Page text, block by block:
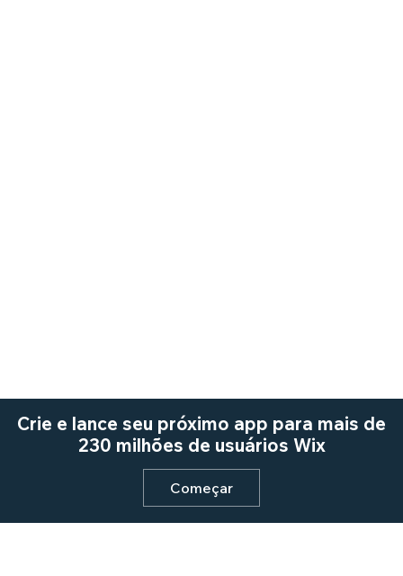
Crie e lance seu próximo app para mais de
230 milhões de usuários Wix
Começar